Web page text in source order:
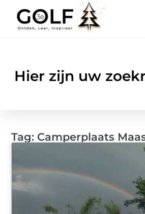
Hier zijn uw
Tag: Camperplaats